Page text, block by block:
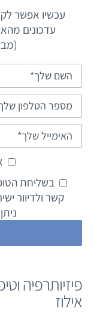
עכשיו אפשר
עדכונים
בשליחת
קשר ולדיוור
פיזיותרפיה
אילוז